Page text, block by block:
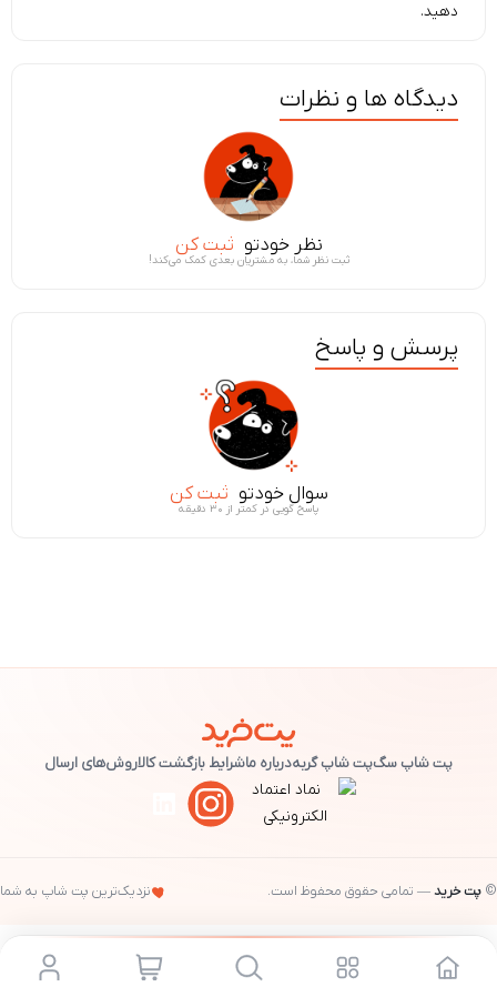
دهید.
دیدگاه ها و نظرات
نظر خودتو ثبت کن
ثبت نظر شما، به مشتریان بعدی کمک می‌کند!
پرسش و پاسخ
سوال خودتو ثبت کن
پاسخ گویی در کمتر از ۳۰ دقیقه
پت شاپ سگپت شاپ گربهدرباره ماشرایط بازگشت کالاروش‌های ارسال
© پت خرید— تمامی حقوق محفوظ است. نزدیک‌ترین پت شاپ به شما